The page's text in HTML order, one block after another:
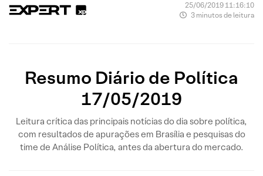
25/06/2019 11:16:10
3 minutos de leitura
Resumo Diário de Política
17/05/2019
Leitura crítica das principais notícias do dia sobre política,
com resultados de apurações em Brasília e pesquisas do
time de Análise Política, antes da abertura do mercado.